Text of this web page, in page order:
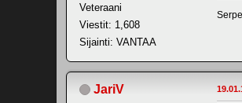
Veteraani
Viestit: 1,608
Sijainti: VANTAA
JariV